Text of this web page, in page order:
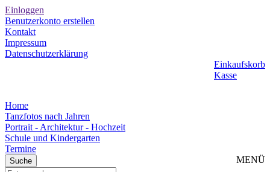
Einloggen
Benutzerkonto erstellen
Kontakt
Impressum
Datenschutzerklärung
Einkaufskorb
Kasse
Home
Tanzfotos nach Jahren
Portrait - Architektur - Hochzeit
Schule und Kindergarten
Termine
MENÜ